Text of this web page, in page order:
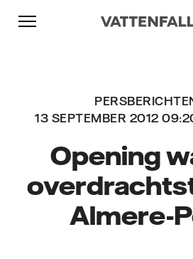
Naar content
Naar hoofdnavigatie
Ga naar footer
13 SEPTEMBER 2012
Opening
Almere-
Naar hoofdnavigatie